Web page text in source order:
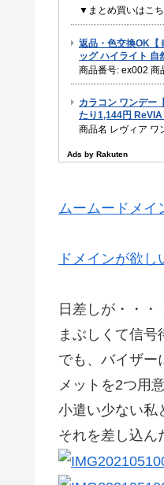
ムームードメ
ドメインが欲し
日差しが・・・
まぶしくて信号
でも、バイザー
メットを2つ用
小遣い少ない私
それを差し込ん